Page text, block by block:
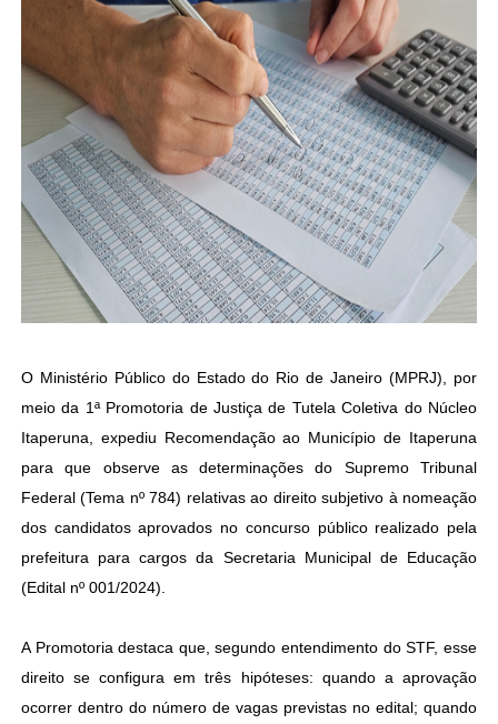
O Ministério Público do Estado do Rio de Janeiro (MPRJ), por
meio da 1ª Promotoria de Justiça de Tutela Coletiva do Núcleo
Itaperuna, expediu Recomendação ao Município de Itaperuna
para que observe as determinações do Supremo Tribunal
Federal (Tema nº 784) relativas ao direito subjetivo à nomeação
dos candidatos aprovados no concurso público realizado pela
prefeitura para cargos da Secretaria Municipal de Educação
(Edital nº 001/2024).
A Promotoria destaca que, segundo entendimento do STF, esse
direito se configura em três hipóteses: quando a aprovação
ocorrer dentro do número de vagas previstas no edital; quando